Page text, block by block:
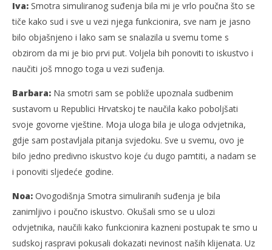
Iva: Smotra simuliranog suđenja bila mi je vrlo poučna što se
tiče kako sud i sve u vezi njega funkcionira, sve nam je jasno
bilo objašnjeno i lako sam se snalazila u svemu tome s
obzirom da mi je bio prvi put. Voljela bih ponoviti to iskustvo i
naučiti još mnogo toga u vezi suđenja.
Barbara: Na smotri sam se pobliže upoznala sudbenim
sustavom u Republici Hrvatskoj te naučila kako poboljšati
svoje govorne vještine. Moja uloga bila je uloga odvjetnika,
gdje sam postavljala pitanja svjedoku. Sve u svemu, ovo je
bilo jedno predivno iskustvo koje ću dugo pamtiti, a nadam se
i ponoviti sljedeće godine.
Noa: Ovogodišnja Smotra simuliranih suđenja je bila
zanimljivo i poučno iskustvo. Okušali smo se u ulozi
odvjetnika, naučili kako funkcionira kazneni postupak te smo u
sudskoj raspravi pokusali dokazati nevinost naših klijenata. Uz